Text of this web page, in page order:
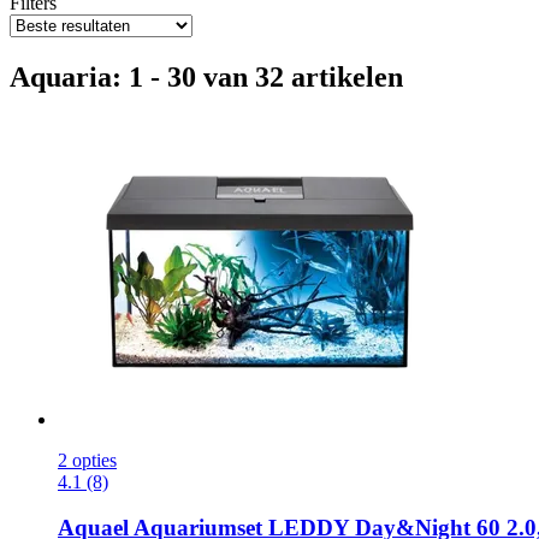
Aquaria: 1 - 30 van 32 artikelen
2 opties
4.1 (8)
AquaelAquariumset LEDDY Day&Night 60